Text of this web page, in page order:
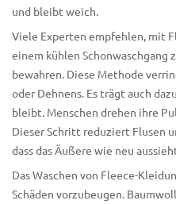
und bleibt weich.
Viele Experten empfehlen, mit
einem kühlen Schonwaschgang
bewahren. Diese Methode
oder Dehnens. Es trägt auch
bleibt. Menschen drehen ihre
Dieser Schritt reduziert Flusen
dass das Äußere wie neu
Das Waschen von Fleece-
Schäden vorzubeugen.